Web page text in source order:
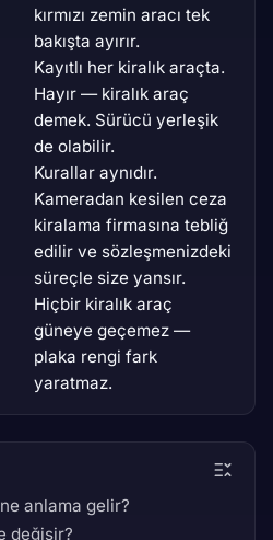
kırmızı zemin aracı tek
bakışta ayırır.
Kayıtlı her kiralık araçta.
Hayır — kiralık araç
demek. Sürücü yerleşik
de olabilir.
Kurallar aynıdır.
Kameradan kesilen ceza
kiralama firmasına tebliğ
edilir ve sözleşmenizdeki
süreçle size yansır.
Hiçbir kiralık araç
güneye geçemez —
plaka rengi fark
yaratmaz.
anlama gelir?
değişir?